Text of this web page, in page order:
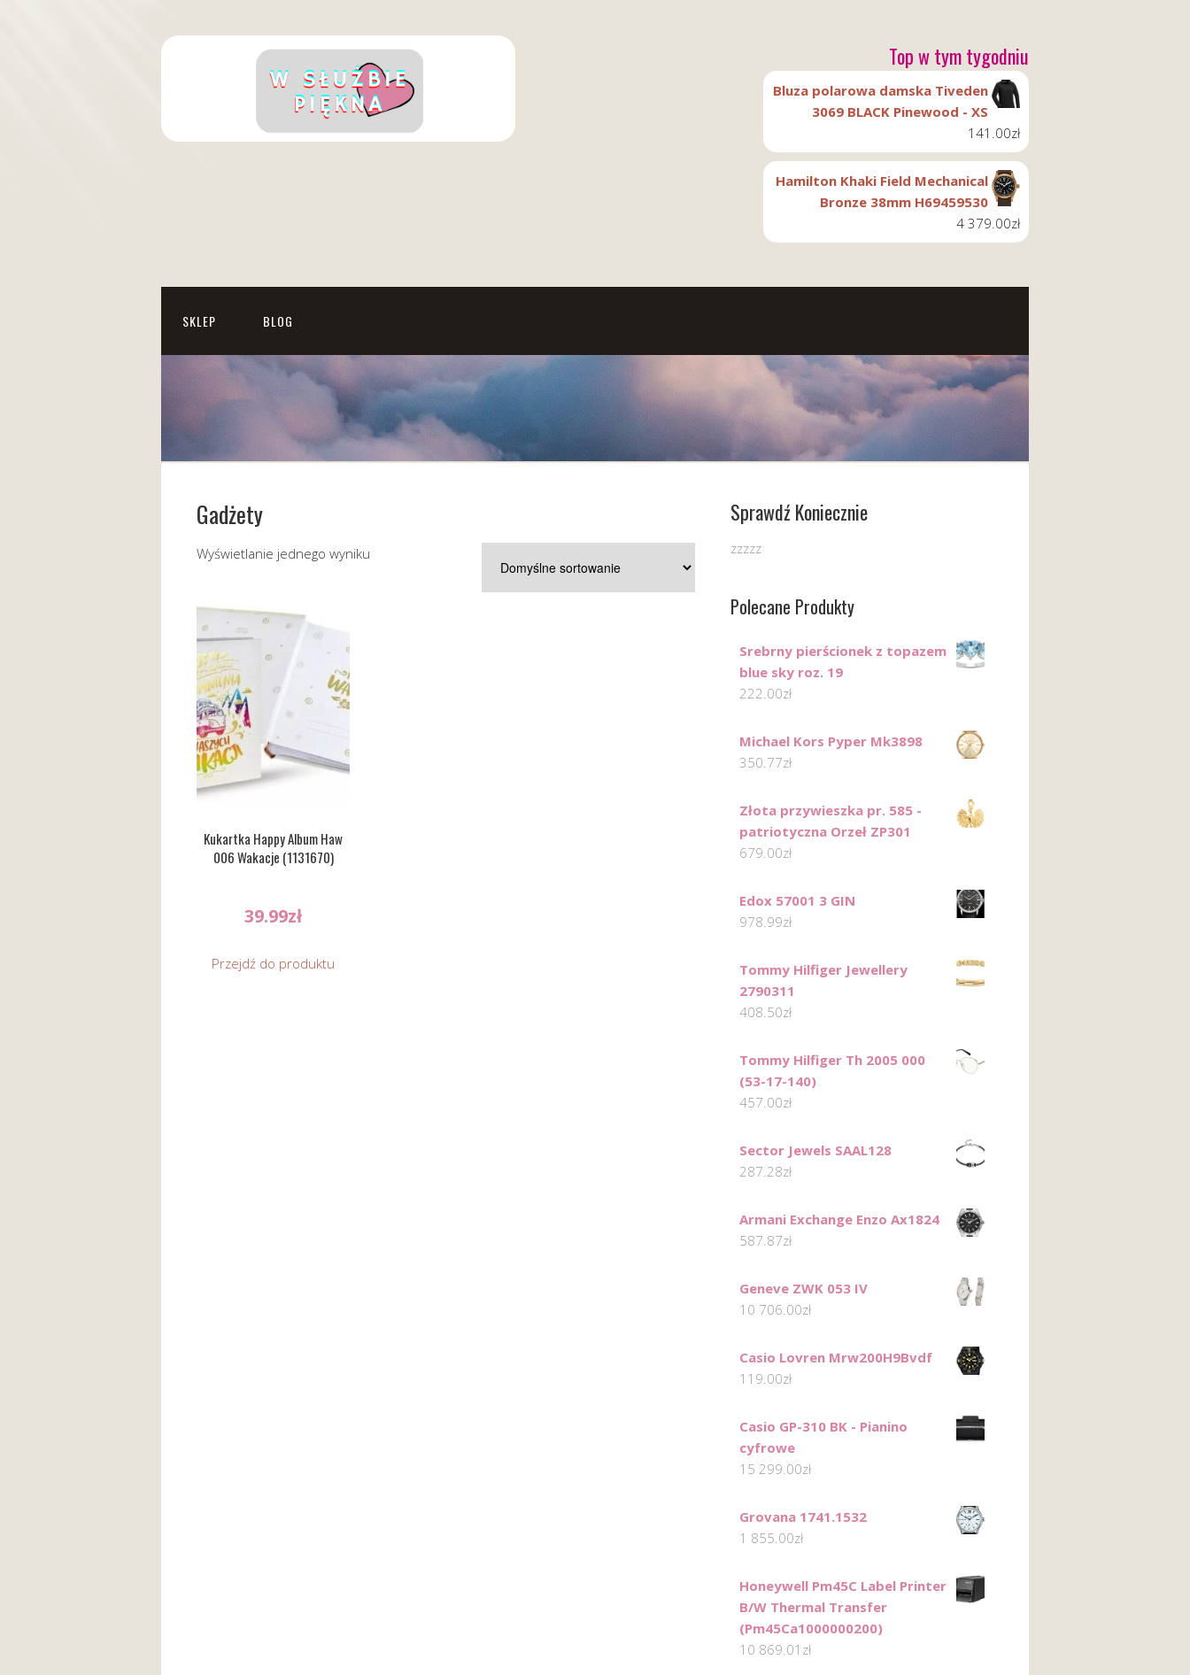
Top w tym tygodniu
Bluza polarowa damska Tiveden
3069 BLACK Pinewood - XS
141.00zł
Hamilton Khaki Field Mechanical
Bronze 38mm H69459530
4 379.00zł
SKLEP BLOG
Gadżety
Wyświetlanie jednego wyniku
Kukartka Happy Album Haw
006 Wakacje (1131670)
39.99zł
Przejdź do produktu
Sprawdź Koniecznie
zzzzz
Polecane Produkty
Srebrny pierścionek z topazem
blue sky roz. 19
222.00zł
Michael Kors Pyper Mk3898
350.77zł
Złota przywieszka pr. 585 -
patriotyczna Orzeł ZP301
679.00zł
Edox 57001 3 GIN
978.99zł
Tommy Hilfiger Jewellery
2790311
408.50zł
Tommy Hilfiger Th 2005 000
(53-17-140)
457.00zł
Sector Jewels SAAL128
287.28zł
Armani Exchange Enzo Ax1824
587.87zł
Geneve ZWK 053 IV
10 706.00zł
Casio Lovren Mrw200H9Bvdf
119.00zł
Casio GP-310 BK - Pianino
cyfrowe
15 299.00zł
Grovana 1741.1532
1 855.00zł
Honeywell Pm45C Label Printer
B/W Thermal Transfer
(Pm45Ca1000000200)
10 869.01 zł